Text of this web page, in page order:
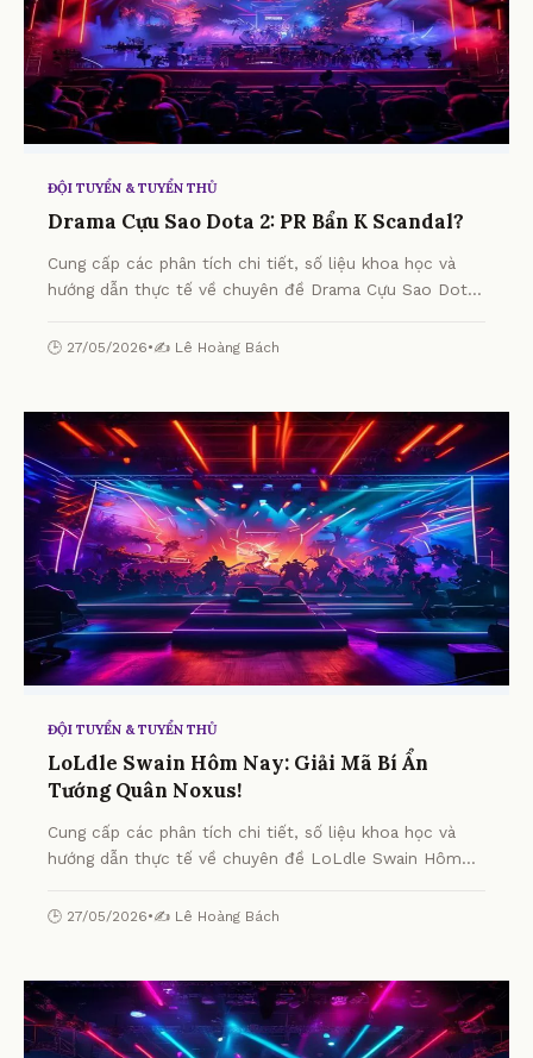
ĐỘI TUYỂN & TUYỂN THỦ
Drama Cựu Sao Dota 2: PR Bẩn K Scandal?
Cung cấp các phân tích chi tiết, số liệu khoa học và
hướng dẫn thực tế về chuyên đề Drama Cựu Sao Dota
🕒 27/05/2026•✍️ Lê Hoàng Bách
ĐỘI TUYỂN & TUYỂN THỦ
LoLdle Swain Hôm Nay: Giải Mã Bí Ẩn
Tướng Quân Noxus!
Cung cấp các phân tích chi tiết, số liệu khoa học và
hướng dẫn thực tế về chuyên đề LoLdle Swain Hôm
🕒 27/05/2026•✍️ Lê Hoàng Bách